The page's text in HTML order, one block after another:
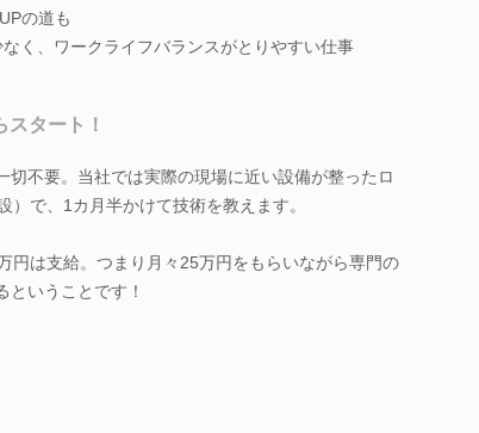
の道も
く、ワークライフバランスがとりやすい仕事
タート！
不要。当社では実際の現場に近い設備が整ったロ
で、1カ月半かけて技術を教えます。
円は支給。つまり月々25万円をもらいながら専門の
いうことです！